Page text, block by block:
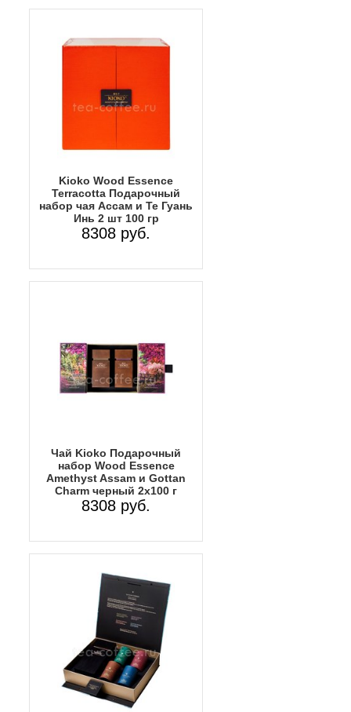
Kioko Wood Essence
Terracotta Подарочный
набор чая Ассам и Те Гуань
Инь 2 шт 100 гр
8308 руб.
Чай Kioko Подарочный
набор Wood Essence
Amethyst Assam и Gottan
Charm черный 2х100 г
8308 руб.